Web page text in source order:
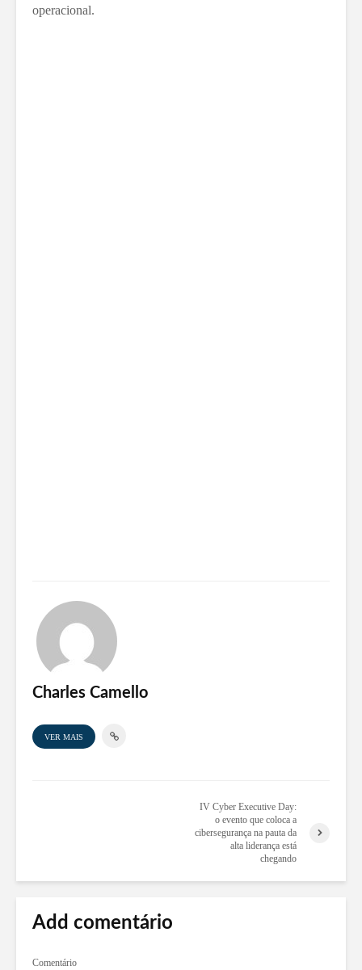
operacional.
Charles Camello
VER MAIS
IV Cyber Executive Day:
o evento que coloca a
cibersegurança na pauta da
alta liderança está
chegando
Add comentário
Comentário